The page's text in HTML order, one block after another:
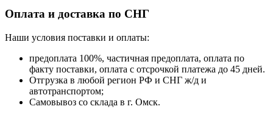
Оплата и доставка по СНГ
Наши условия поставки и оплаты:
предоплата 100%, частичная предоплата, оплата по
факту поставки, оплата с отсрочкой платежа до 45 дней.
Отгрузка в любой регион РФ и СНГ ж/д и
автотранспортом;
Самовывоз со склада в г. Омск.